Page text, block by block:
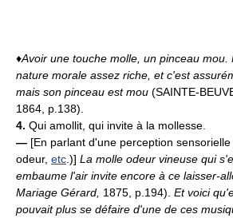
♦Avoir une touche molle, un pinceau mou.
nature morale assez riche, et c'est
mais son pinceau est mou (SAINTE-
1864, p.138).
4. Qui amollit, qui invite à la mollesse.
— [En parlant d'une perception
odeur, etc .)] La molle odeur vineuse qui
embaume l'air invite encore à ce laisser-
Mariage Gérard, 1875, p.194). Et voici
pouvait plus se défaire d'une de ces